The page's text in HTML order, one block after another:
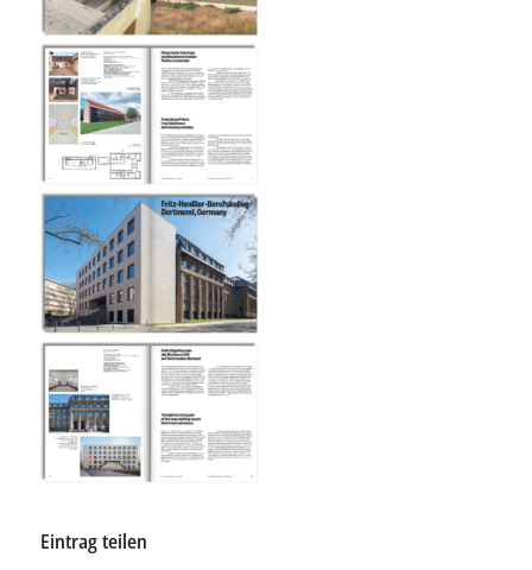
Eintrag teilen